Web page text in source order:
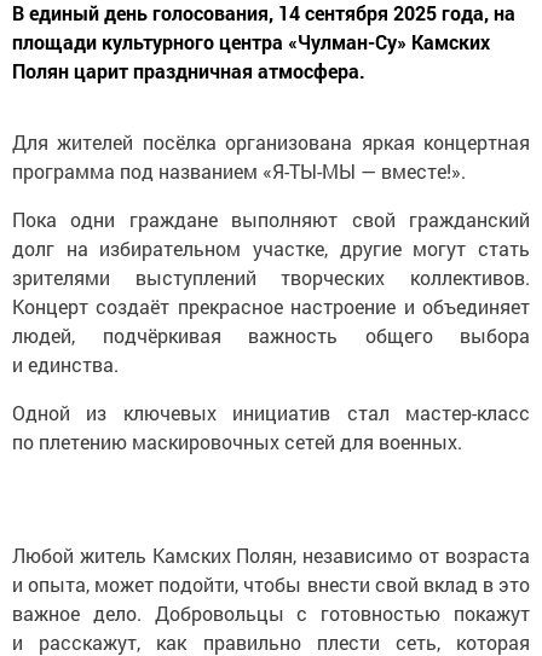
В единый день голосования, 14 сентября 2025 года, на
площади культурного центра «Чулман-Су» Камских
Полян царит праздничная атмосфера.
Для жителей посёлка организована яркая концертная
программа под названием «Я-ТЫ-МЫ — вместе!».
Пока одни граждане выполняют свой гражданский
долг на избирательном участке, другие могут стать
зрителями выступлений творческих коллективов.
Концерт создаёт прекрасное настроение и объединяет
людей, подчёркивая важность общего выбора
и единства.
Одной из ключевых инициатив стал мастер-класс
по плетению маскировочных сетей для военных.
Любой житель Камских Полян, независимо от возраста
и опыта, может подойти, чтобы внести свой вклад в это
важное дело. Добровольцы с готовностью покажут
и расскажут, как правильно плести сеть, которая